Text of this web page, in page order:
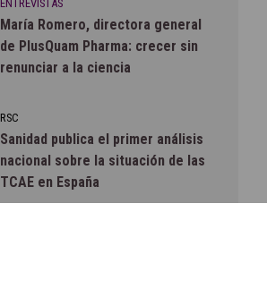
ENTREVISTAS
María Romero, directora general
de PlusQuam Pharma: crecer sin
renunciar a la ciencia
RSC
Sanidad publica el primer análisis
nacional sobre la situación de las
TCAE en España